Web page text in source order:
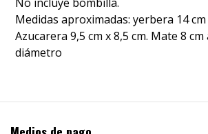
Medidas aproximadas: yerbera 14 cm
Azucarera 9,5 cm x 8,5 cm. Mate 8 cm
diámetro